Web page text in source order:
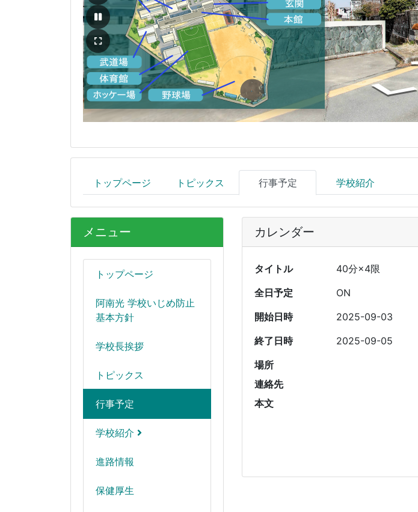
トップページ トピックス 行事予定 学校紹介
メニュー
トップページ
阿南光 学校いじめ防止
基本方針
学校長挨拶
トピックス
行事予定
学校紹介
進路情報
保健厚生
カレンダー
タイトル
40分×4限
全日予定
ON
開始日時
2025-09-03
終了日時
2025-09-05
場所
連絡先
本文